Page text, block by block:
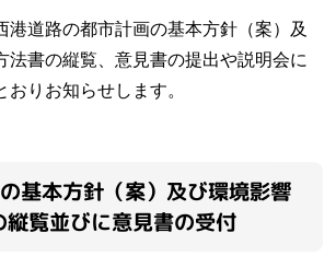
道路の都市計画の基本方針（案）及
法書の縦覧、意見書の提出や説明会に
りお知らせします。
基本方針（案）及び環境影響
覧並びに意見書の受付